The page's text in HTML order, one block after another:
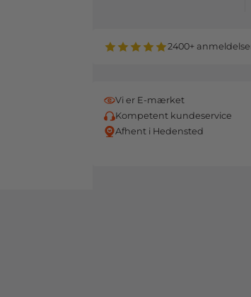
2400+
Vi er E-mærket
Kompetent kundeservice
Afhent i Hedensted